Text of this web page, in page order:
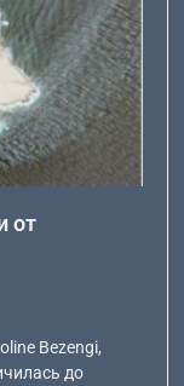
от
Bezengi,
до